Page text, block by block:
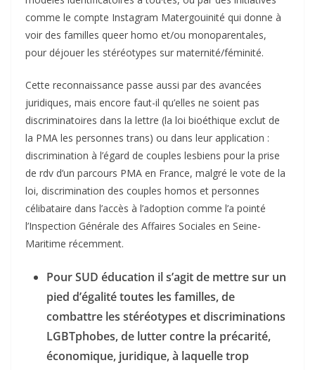
comme le compte Instagram Matergouinité qui donne à
voir des familles queer homo et/ou monoparentales,
pour déjouer les stéréotypes sur maternité/féminité.
Cette reconnaissance passe aussi par des avancées
juridiques, mais encore faut-il qu’elles ne soient pas
discriminatoires dans la lettre (la loi bioéthique exclut de
la PMA les personnes trans) ou dans leur application :
discrimination à l’égard de couples lesbiens pour la prise
de rdv d’un parcours PMA en France, malgré le vote de la
loi, discrimination des couples homos et personnes
célibataire dans l’accès à l’adoption comme l’a pointé
l’Inspection Générale des Affaires Sociales en Seine-
Maritime récemment.
Pour SUD éducation il s’agit de mettre sur un
pied d’égalité toutes les familles, de
combattre les stéréotypes et discriminations
LGBTphobes, de lutter contre la précarité,
économique, juridique, à laquelle trop